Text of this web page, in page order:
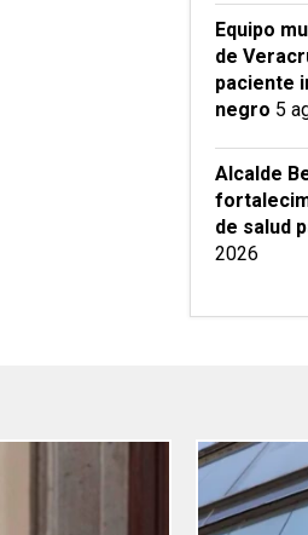
Equipo
de
paciente
negro 5
Alcalde
de salud
2026